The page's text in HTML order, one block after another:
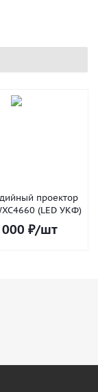
проектор
(LED УКФ)
₽/шт